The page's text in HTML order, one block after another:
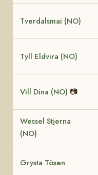
Tverdalsmai (NO)
Tyll Eldvira (NO)
Vill Dina (NO) 📷
Wessel Stjerna
(NO)
Grysta Tösen